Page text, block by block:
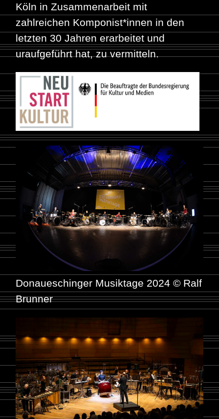
Köln in Zusammenarbeit mit
zahlreichen Komponist*innen in den
letzten 30 Jahren erarbeitet und
uraufgeführt hat, zu vermitteln.
Donaueschinger Musiktage 2024 © Ralf
Brunner